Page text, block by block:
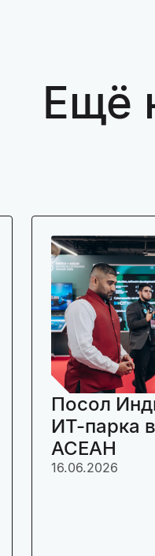
Ещё
Посол
ИТ-парка
АСЕАН
16.06.2026